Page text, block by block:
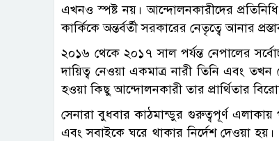
এখনও স্পষ্ট নয়। আন্দোলনকারীদের
কার্কিকে অন্তর্বর্তী সরকারের নেতৃত্বে আনার
২০১৬ থেকে ২০১৭ সাল পর্যন্ত নেপালের
দায়িত্ব নেওয়া একমাত্র নারী তিনি এবং
হওয়া কিছু আন্দোলনকারী তার প্রার্থিতার
সেনারা বুধবার কাঠমান্ডুর গুরুত্বপূর্ণ
এবং সবাইকে ঘরে থাকার নির্দেশ দেওয়া হয়।